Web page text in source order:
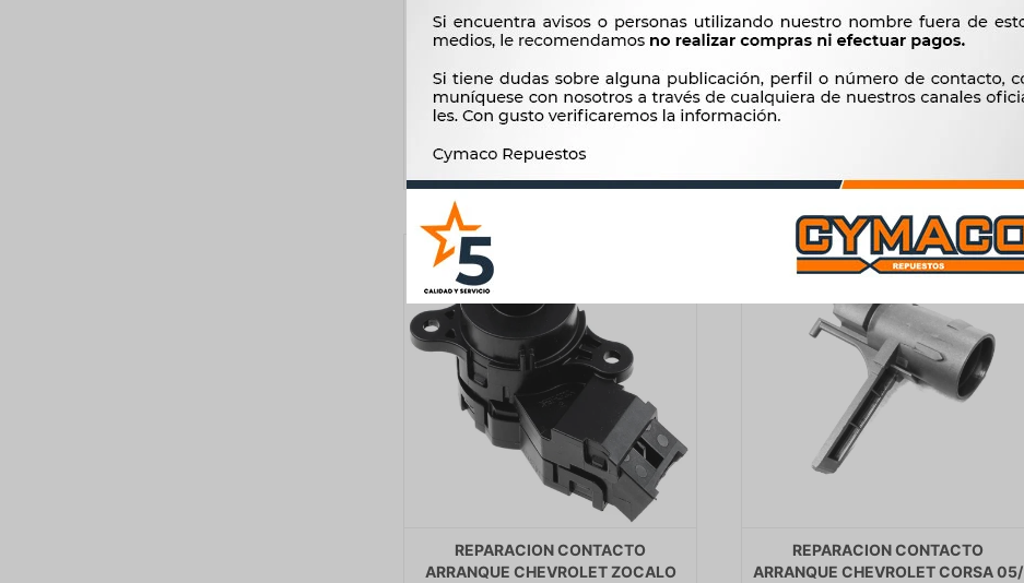
REPARACION CONTACTO
ARRANQUE - PARTE ELECTRICA MB
$530 $ 543
$451
REPARACION CONTACTO
ARRANQUE CHEVROLET CILINDRO
CONTACTO BLAZER S10 95/11 -
$1.222 $ 1.252
REPARACION CONTACTO
ARRANQUE CHEVROLET ZOCALO
REPARACION CONTACTO
ARRANQUE CHEVROLET CORSA 05/